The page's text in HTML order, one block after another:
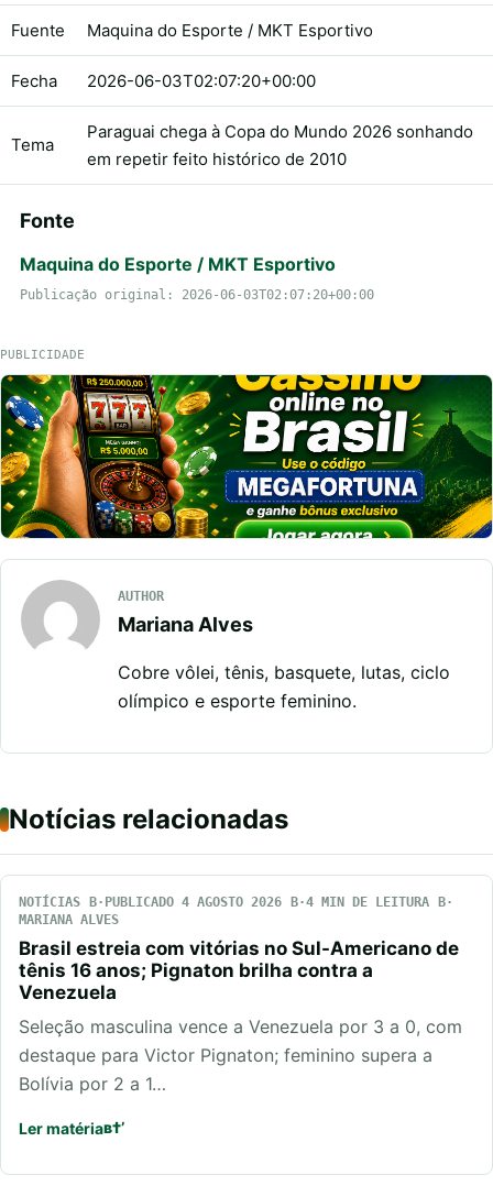
Fuente Maquina do Esporte / MKT Esportivo
Fecha 2026-06-03T02:07:20+00:00
Tema
Paraguai chega à Copa do Mundo 2026 sonhando
em repetir feito histórico de 2010
Fonte
Maquina do Esporte / MKT Esportivo
Publicação original: 2026-06-03T02:07:20+00:00
PUBLICIDADE
AUTHOR
Mariana Alves
Cobre vôlei, tênis, basquete, lutas, ciclo
olímpico e esporte feminino.
Notícias relacionadas
NOTÍCIAS PUBLICADO 4 AGOSTO 2026
4 MIN DE LEITURA
MARIANA ALVES
Brasil estreia com vitórias no Sul-Americano de
tênis 16 anos; Pignaton brilha contra a
Venezuela
Seleção masculina vence a Venezuela por 3 a 0, com
destaque para Victor Pignaton; feminino supera a
Bolívia por 2 a 1…
Ler matéria